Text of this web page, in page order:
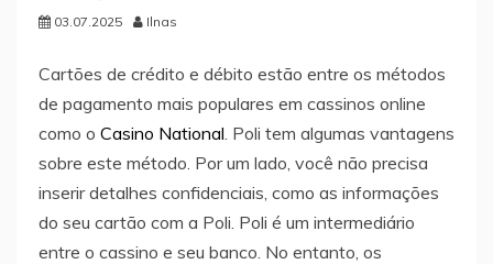
03.07.2025 Ilnas
Cartões de crédito e débito estão entre os métodos
de pagamento mais populares em cassinos online
como o Casino National . Poli tem algumas vantagens
sobre este método. Por um lado, você não precisa
inserir detalhes confidenciais, como as informações
do seu cartão com a Poli. Poli é um intermediário
entre o cassino e seu banco. No entanto, os